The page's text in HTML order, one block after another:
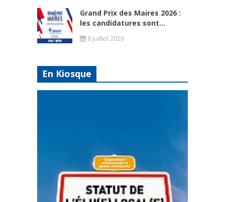
Grand Prix des Maires 2026 :
les candidatures sont...
8 juillet 2026
En Kiosque